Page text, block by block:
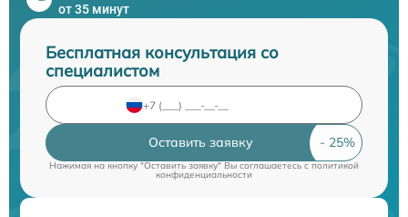
от 35 минут
Бесплатная консультация со
специалистом
Оставить заявку
Нажимая на кнопку "Оставить заявку" Вы соглашаетесь cполитикой
конфиденциальности